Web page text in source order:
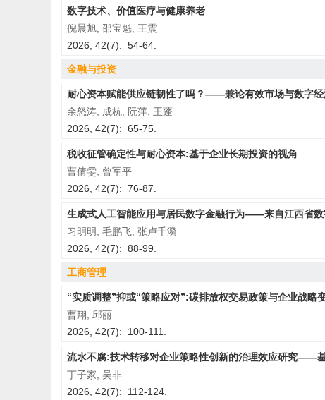
数字技术、价值医疗与健康养老
倪晨旭, 邵宝魁, 王震
2026, 42(7): 54-64.
金融与投资
耐心资本赋能供应链韧性了吗？——兼论有效市场与数字经
余怒涛, 成杭, 阮萍, 王蓬
2026, 42(7): 65-75.
税收征管确定性与耐心资本:基于企业长期投资的视角
曹倩雯, 曾军平
2026, 42(7): 76-87.
生成式人工智能应用与居民数字金融行为——来自江西省
习明明, 毛鹏飞, 张卢千漪
2026, 42(7): 88-99.
工商管理
“实质调整”抑或“策略应对”:碳排放权交易政策与企业战略
曹翔, 邱丽
2026, 42(7): 100-111.
流水不腐:技术转移对企业策略性创新的治理效应研究——
丁子家, 吴非
2026, 42(7): 112-124.